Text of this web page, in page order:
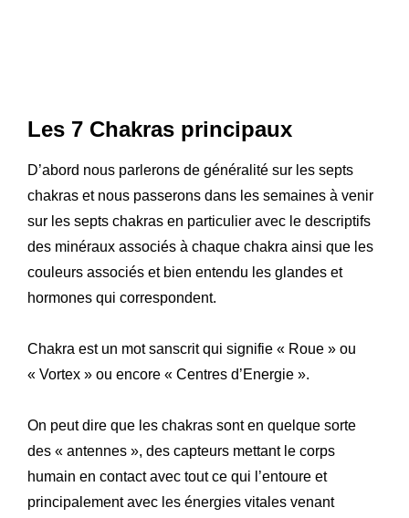
Les 7 Chakras principaux
D’abord nous parlerons de généralité sur les septs
chakras et nous passerons dans les semaines à venir
sur les septs chakras en particulier avec le descriptifs
des minéraux associés à chaque chakra ainsi que les
couleurs associés et bien entendu les glandes et
hormones qui correspondent.
Chakra est un mot sanscrit qui signifie « Roue » ou
« Vortex » ou encore « Centres d’Energie ».
On peut dire que les chakras sont en quelque sorte
des « antennes », des capteurs mettant le corps
humain en contact avec tout ce qui l’entoure et
principalement avec les énergies vitales venant